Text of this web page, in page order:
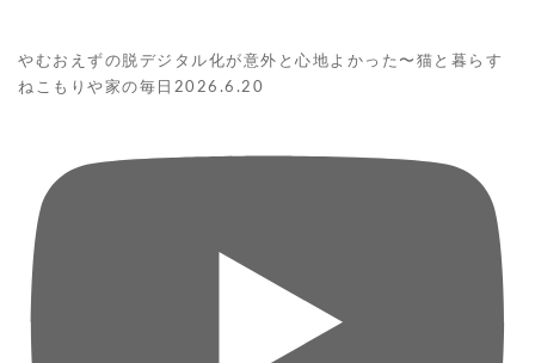
やむおえずの脱デジタル化が意外と心地よかった〜猫と暮らす
ねこもりや家の毎日2026.6.20